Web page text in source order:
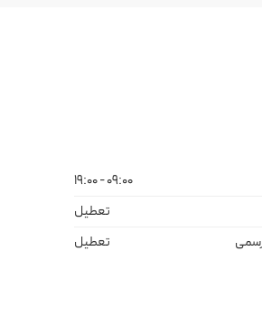
09:00 - 19:00
تعطیل
تعطیل